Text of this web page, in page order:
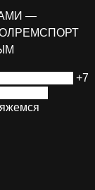
—
+7